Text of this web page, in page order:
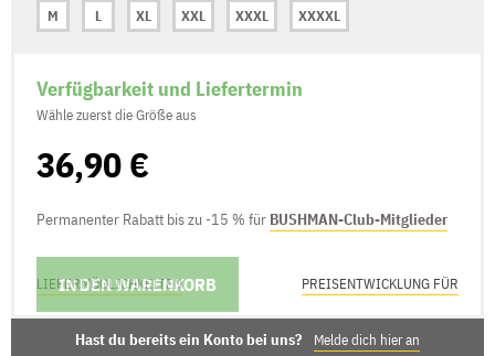
M
L XL XXL XXXL XXXXL
Verfügbarkeit und Liefertermin
Wähle zuerst die Größe aus
36,90 €
Permanenter Rabatt bis zu -15 % für BUSHMAN-Club-Mitglieder
IN DEN WARENKORB
LIEFERMÖGLICHKEITEN PREISENTWICKLUNG FÜR
Hast du bereits ein Konto bei uns? Melde dich hier an